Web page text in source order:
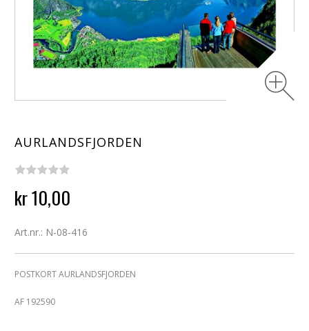
AURLANDSFJORDEN
kr 10,00
Art.nr.: N-08-416
POSTKORT AURLANDSFJORDEN
AF 192590